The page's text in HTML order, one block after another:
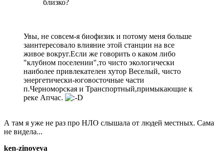
близко?
Увы, не совсем-я биофизик и потому меня больше
заинтересовало влияние этой станции на все
живое вокруг.Если же говорить о каком либо
"клубном поселении",то чисто экологически
наиболее привлекателен хутор Веселый, чисто
энергетически-юговосточные части
п.Черноморская и Транспортный,примыкающие к
реке Апчас.
А там я уже не раз про НЛО слышала от людей местных. Сама
не видела...
ken-zinoveva